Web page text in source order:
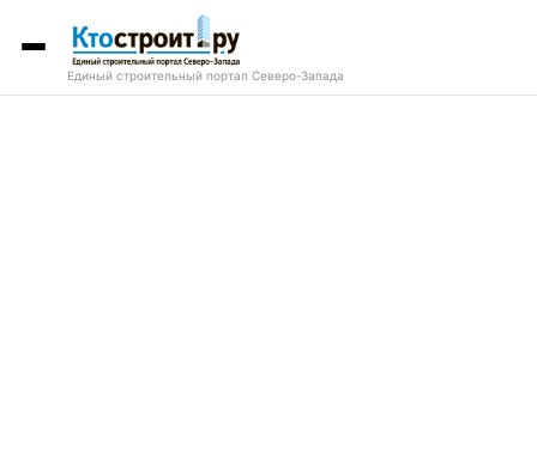
Единый строительный портал Северо-Запада